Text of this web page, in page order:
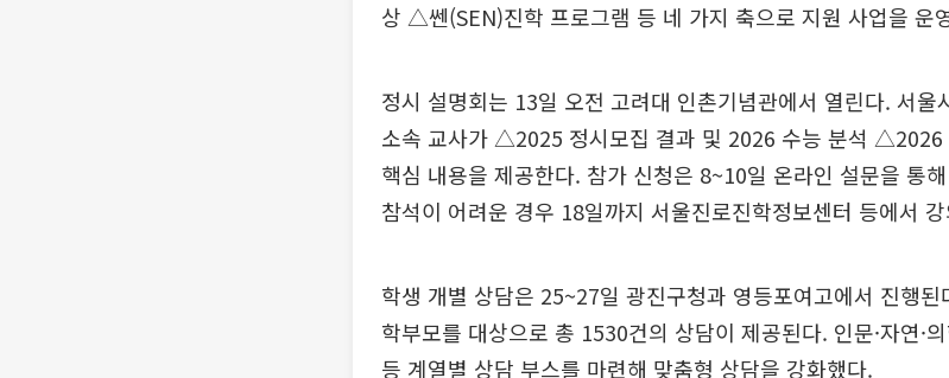
상 △쎈(SEN)진학 프로그램 등 네 가지 축으로 지원 사업을 운
정시 설명회는 13일 오전 고려대 인촌기념관에서 열린다. 서울
소속 교사가 △2025 정시모집 결과 및 2026 수능 분석 △2026
핵심 내용을 제공한다. 참가 신청은 8~10일 온라인 설문을 통
참석이 어려운 경우 18일까지 서울진로진학정보센터 등에서
학생 개별 상담은 25~27일 광진구청과 영등포여고에서 진행
학부모를 대상으로 총 1530건의 상담이 제공된다. 인문·자연·의
등 계열별 상담 부스를 마련해 맞춤형 상담을 강화했다.